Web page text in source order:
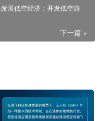
展低空经济；开发低空旅
下一篇 »